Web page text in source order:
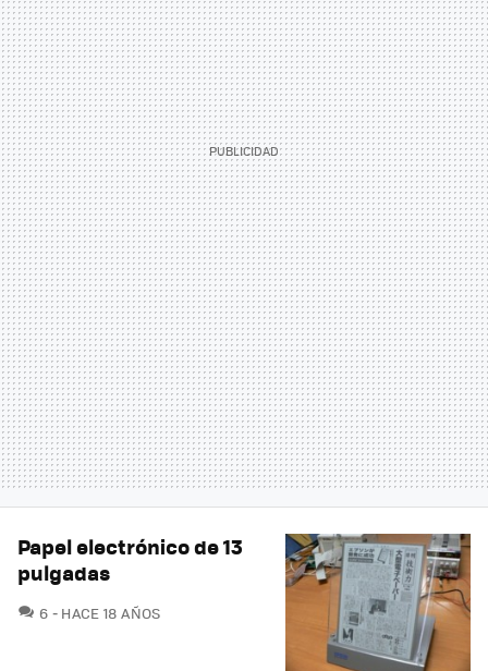
Papel electrónico de 13
pulgadas
6 COMENTARIOS
HACE 18 AÑOS